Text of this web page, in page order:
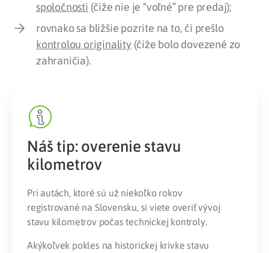
spoločnosti (čiže nie je “voľné” pre predaj);
rovnako sa bližšie pozrite na to, či prešlo
kontrolou originality (čiže bolo dovezené zo
zahraničia).
Náš tip: overenie stavu
kilometrov
Pri autách, ktoré sú už niekoľko rokov
registrované na Slovensku, si viete overiť vývoj
stavu kilometrov počas technickej kontroly.
Akýkoľvek pokles na historickej krivke stavu